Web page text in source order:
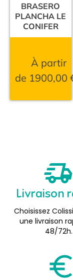
BRASERO
PLANCHA LE
CONIFER
À partir
de 1900,00
Livraison
Choisissez
une livraison
48/72h.